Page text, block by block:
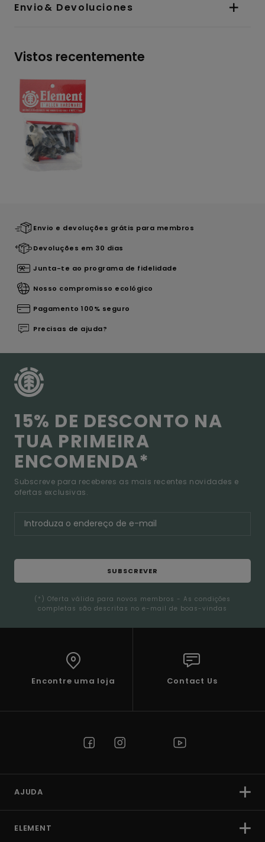
Envio& Devoluciones
Vistos recentemente
Envio e devoluções grátis para membros
Devoluções em 30 dias
Junta-te ao programa de fidelidade
Nosso compromisso ecológico
Pagamento 100% seguro
Precisas de ajuda?
15% DE DESCONTO NA
TUA PRIMEIRA
ENCOMENDA*
Subscreve para receberes as mais recentes novidades e
ofertas exclusivas.
SUBSCREVER
(*) Oferta válida para novos membros - As condições
completas são descritas no e-mail de boas-vindas
Encontre uma loja Contact Us
AJUDA
ELEMENT